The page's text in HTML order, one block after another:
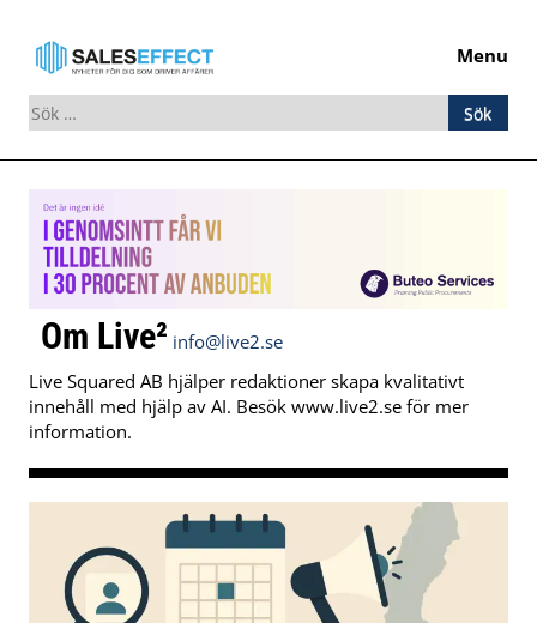
Menu
Sök
efter:
Skip
to
content
Om Live² info@live2.se
Live Squared AB hjälper redaktioner skapa kvalitativt
innehåll med hjälp av AI. Besök www.live2.se för mer
information.